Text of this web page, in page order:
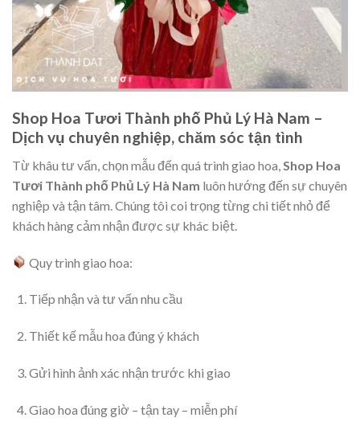
Shop Hoa Tươi Thành phố Phủ Lý Hà Nam –
Dịch vụ chuyên nghiệp, chăm sóc tận tình
Từ khâu tư vấn, chọn mẫu đến quá trình giao hoa, Shop Hoa
Tươi Thành phố Phủ Lý Hà Nam luôn hướng đến sự chuyên
nghiệp và tận tâm. Chúng tôi coi trọng từng chi tiết nhỏ để
khách hàng cảm nhận được sự khác biệt.
Quy trình giao hoa:
Tiếp nhận và tư vấn nhu cầu
Thiết kế mẫu hoa đúng ý khách
Gửi hình ảnh xác nhận trước khi giao
Giao hoa đúng giờ – tận tay – miễn phí